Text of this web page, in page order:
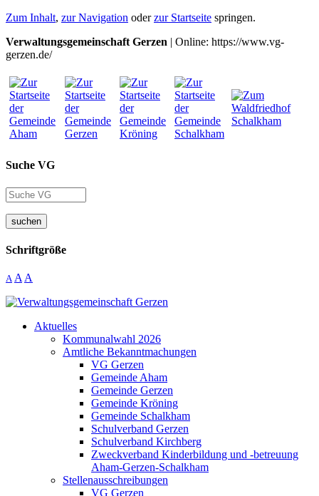
Zum Inhalt, zur Navigation oderzur Startseite springen.
Verwaltungsgemeinschaft Gerzen | Online: https://www.vg-
gerzen.de/
Suche VG
suchen
Schriftgröße
A A A
Aktuelles
Kommunalwahl 2026
Amtliche Bekanntmachungen
VG Gerzen
Gemeinde Aham
Gemeinde Gerzen
Gemeinde Kröning
Gemeinde Schalkham
Schulverband Gerzen
Schulverband Kirchberg
Zweckverband Kinderbildung und -betreuung
Aham-Gerzen-Schalkham
Stellenausschreibungen
VG Gerzen